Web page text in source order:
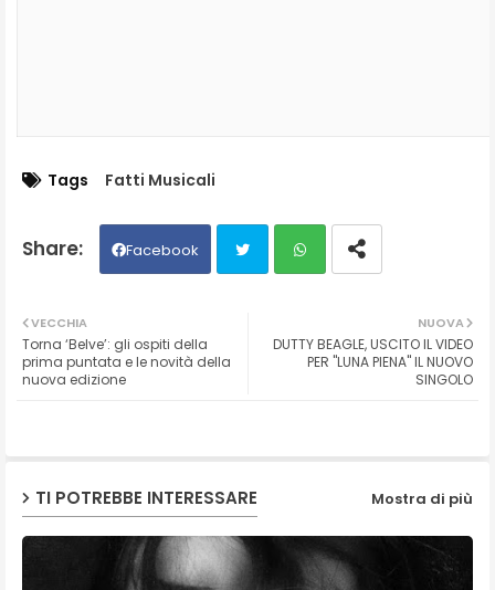
Tags Fatti Musicali
Facebook
ats
NUOVA
DUTTY BEAGLE, USCITO IL VIDEO
PER "LUNA PIENA" IL NUOVO
SINGOLO
VECCHIA
Torna ‘Belve’: gli ospiti della
prima puntata e le novità della
nuova edizione
TI POTREBBE INTERESSARE Mostra di più